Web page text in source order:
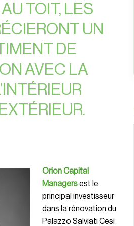
TOIT, LES
UN
DE
AVEC LA
Orion Capital
Managersest le
principal investisseur
dans la rénovation du
Palazzo Salviati Cesi